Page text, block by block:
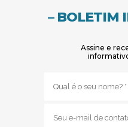
– BOLETIM
Assine e